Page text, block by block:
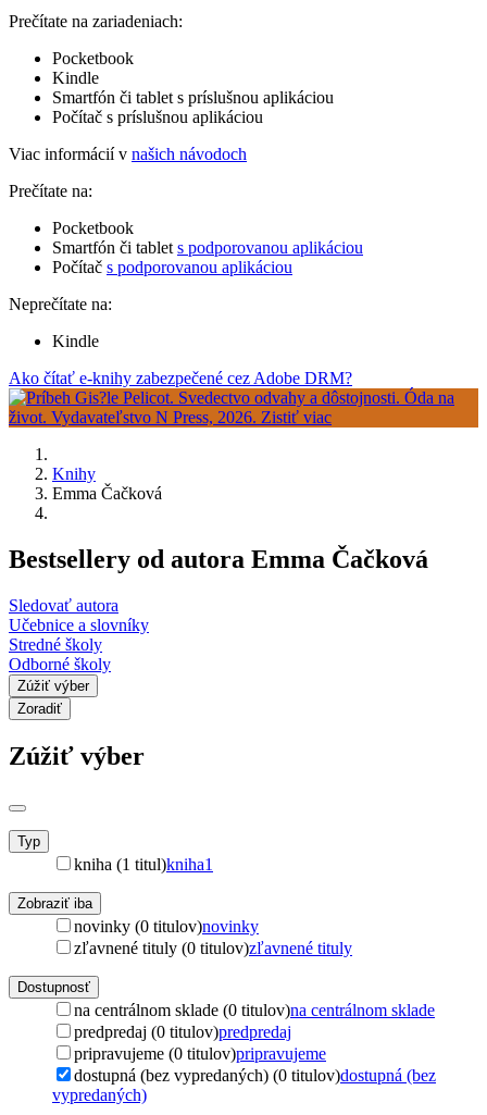
Prečítate na zariadeniach:
Pocketbook
Kindle
Smartfón či tablet s príslušnou aplikáciou
Počítač s príslušnou aplikáciou
Viac informácií v našich návodoch
Prečítate na:
Pocketbook
Smartfón či tablet s podporovanou aplikáciou
Počítač s podporovanou aplikáciou
Neprečítate na:
Kindle
Ako čítať e-knihy zabezpečené cez Adobe DRM?
Knihy
Emma Čačková
Bestsellery od autora Emma Čačková
Sledovať autora
Učebnice a slovníky
Stredné školy
Odborné školy
Zúžiť výber
Zoradiť
Zúžiť výber
Typ
kniha (1 titul)kniha1
Zobraziť iba
novinky (0 titulov)novinky
zľavnené tituly (0 titulov)zľavnené tituly
Dostupnosť
na centrálnom sklade (0 titulov)na centrálnom sklade
predpredaj (0 titulov)predpredaj
pripravujeme (0 titulov)pripravujeme
dostupná (bez vypredaných) (0 titulov)dostupná (bez
vypredaných)